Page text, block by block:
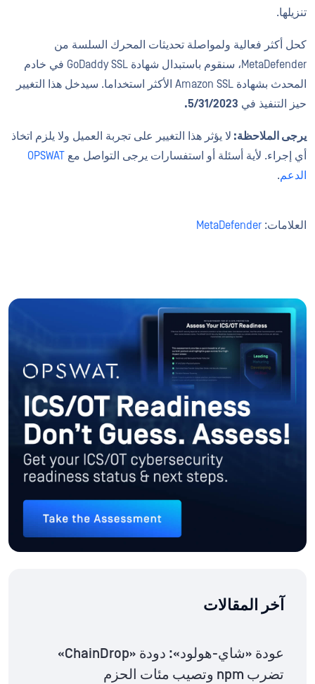
تنزيلها.
كحل أكثر فعالية ولمواصلة تحديثات المحرك السلسة من
MetaDefender، سنقوم باستبدال شهادة GoDaddy SSL في خادم
المحدث بشهادة Amazon SSL الأكثر استخداما. سيدخل هذا التغيير
حيز التنفيذ في 5/31/2023.
يرجى الملاحظة: لا يؤثر هذا التغيير على تجربة العميل ولا يلزم اتخاذ
أي إجراء. لأية أسئلة أو استفسارات يرجى التواصل مع OPSWAT
الدعم.
العلامات: MetaDefender
آخر المقالات
عودة «شاي-هولود»: دودة «ChainDrop»
تضرب npm وتصيب مئات الحزم